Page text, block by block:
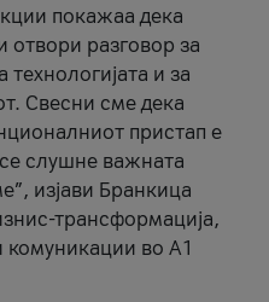
покажаа дека
отвори разговор за
и за
Свесни сме дека
пристап е
слушне важната
изјави Бранкица
трансформација,
комуникации во А1